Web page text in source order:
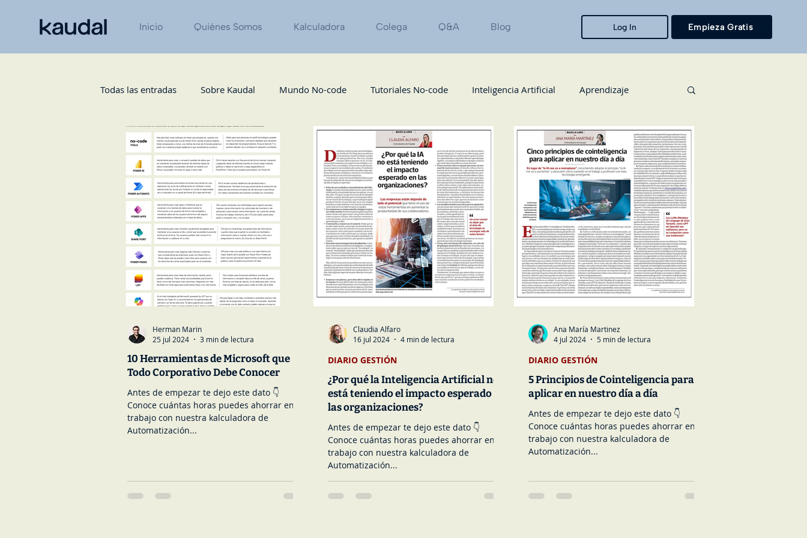
Inicio Quiénes Somos Kalculadora Colega Q&A Blog Log In Empieza Gratis
Todas las entradas Sobre Kaudal Mundo No-code Tutoriales No-code Inteligencia Artificial Aprendizaje
Tecnología Diario Gestión Podcast Marketing / Growth Recursos Humanos
Logística / Operaciones Finanzas
10 Herramientas de Microsoft que
Todo Corporativo Debe Conocer
Antes de empezar te dejo este dato 👇
Conoce cuántas horas puedes ahorrar en tu
trabajo con nuestra kalculadora de
Automatización...
Herman Marin
25 jul 2024
3 min de lectura
¿Por qué la Inteligencia Artificial no
está teniendo el impacto esperado en
las organizaciones?
Antes de empezar te dejo este dato 👇
Conoce cuántas horas puedes ahorrar en tu
trabajo con nuestra kalculadora de
Automatización...
DIARIO GESTIÓN
Claudia Alfaro
16 jul 2024
4 min de lectura
5 Principios de Cointeligencia para
aplicar en nuestro día a día
Antes de empezar te dejo este dato 👇
Conoce cuántas horas puedes ahorrar en tu
trabajo con nuestra kalculadora de
Automatización...
DIARIO GESTIÓN
Ana María Martinez
4 jul 2024
5 min de lectura